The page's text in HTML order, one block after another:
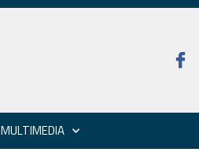
MULTIMEDIA